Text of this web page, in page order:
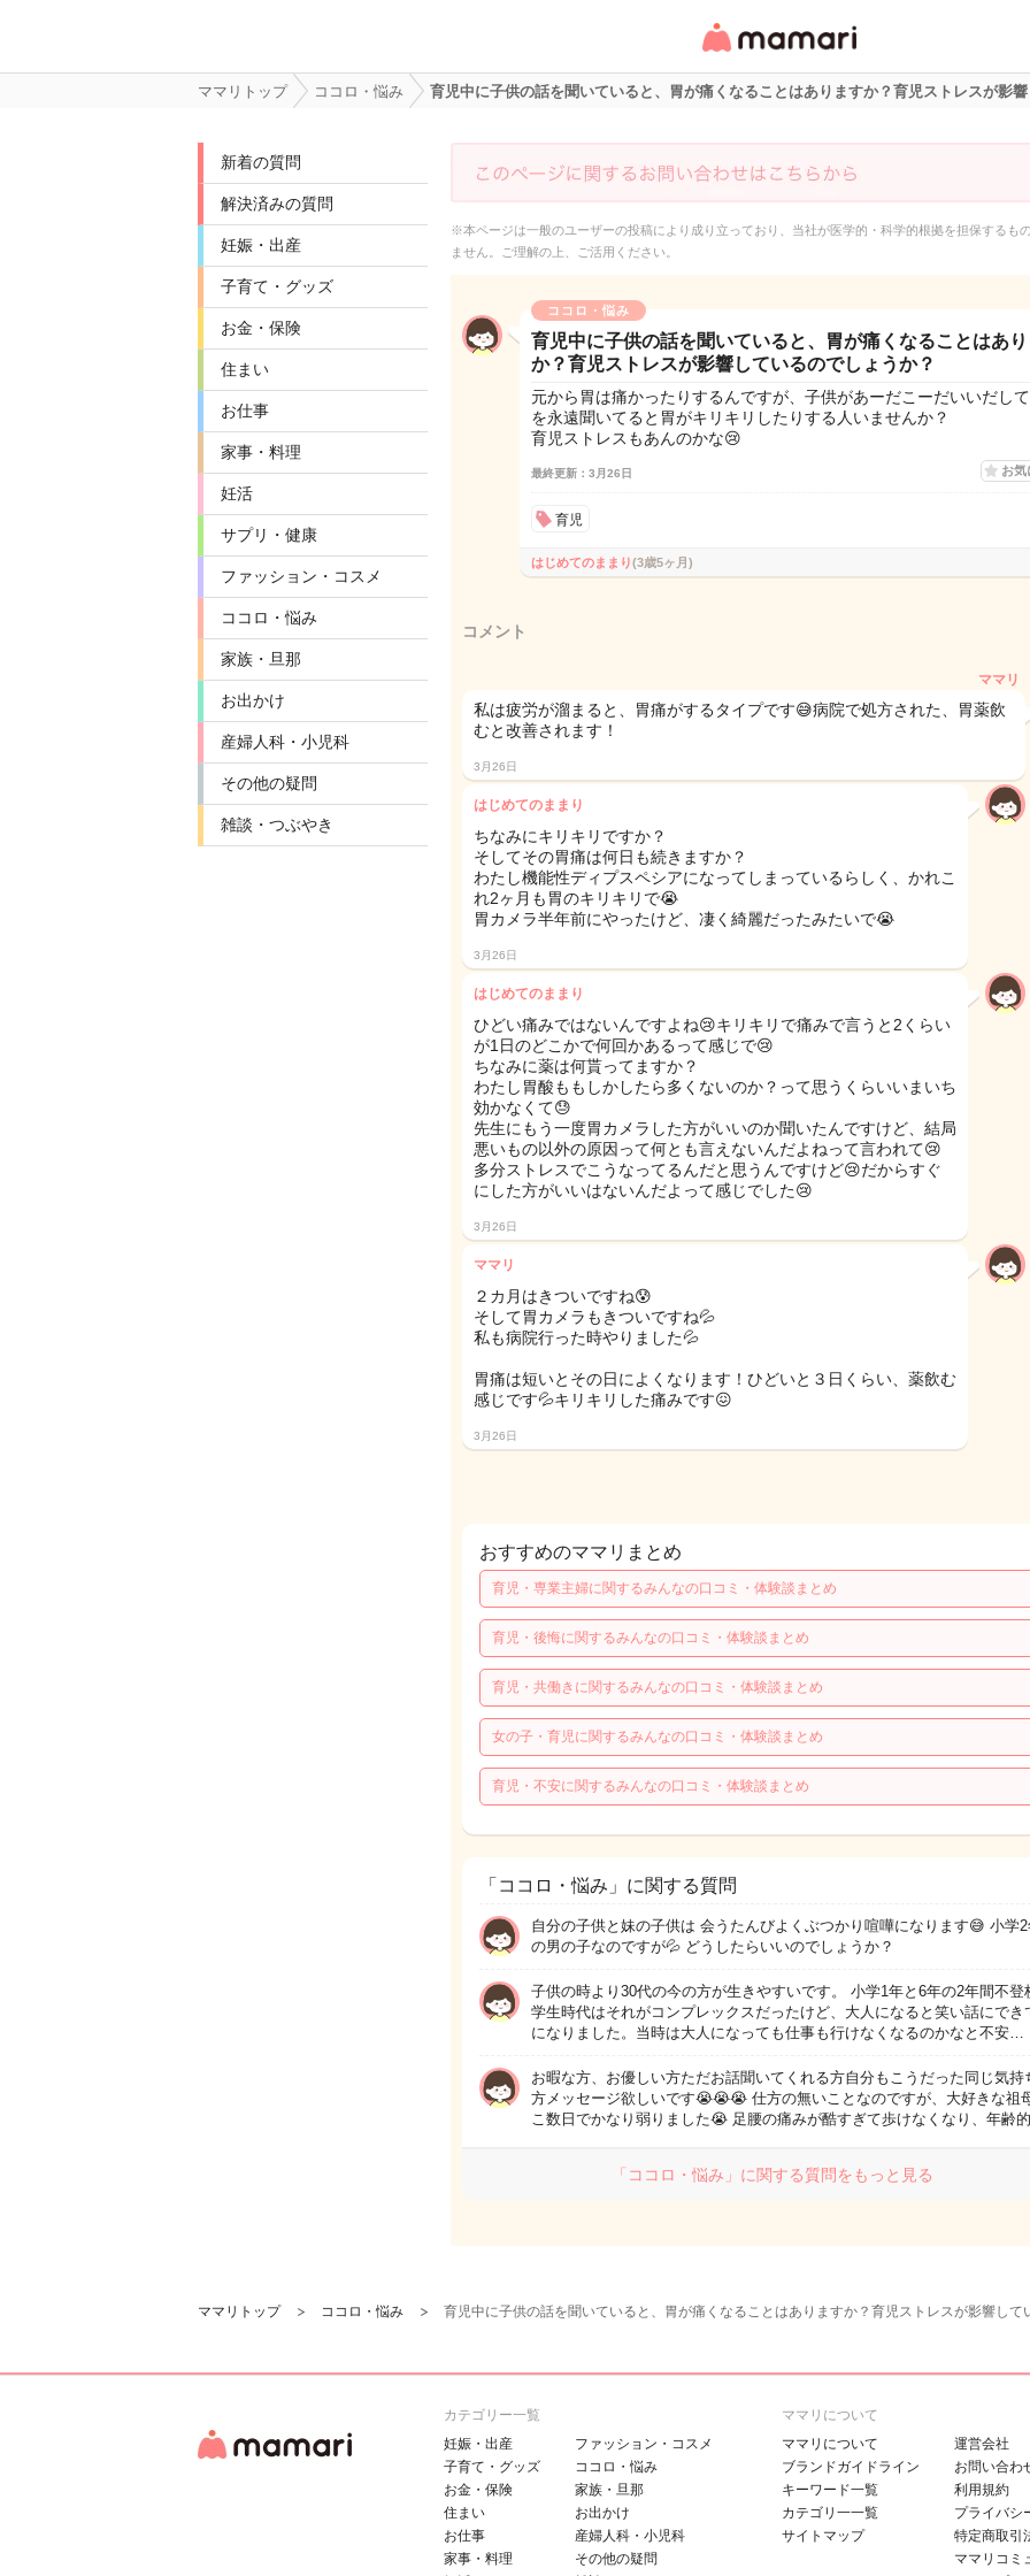
リ・情報サイト
ママリトップ ココロ・悩み 育児中に子供の話を聞いていると、胃が痛くなることはありますか？育児ストレスが影
新着の質問
解決済みの質問
妊娠・出産
子育て・グッズ
お金・保険
住まい
お仕事
家事・料理
妊活
サプリ・健康
ファッション・コスメ
ココロ・悩み
家族・旦那
お出かけ
産婦人科・小児科
その他の疑問
雑談・つぶやき
※本ページは一般のユーザーの投稿により成り立っており、当社が医学的・科学的根拠を担保するも
ません。ご理解の上、ご活用ください。
ココロ・悩み
育児中に子供の話を聞いていると、胃が痛くなることはあ
か？育児ストレスが影響しているのでしょうか？
元から胃は痛かったりするんですが、子供があーだこーだいいだし
を永遠聞いてると胃がキリキリしたりする人いませんか？
育児ストレスもあんのかな😢
最終更新：3月26日 お気
育児
はじめてのままり(3歳5ヶ月)
コメント
ママリ
私は疲労が溜まると、胃痛がするタイプです😅病院で処方された、胃薬飲
むと改善されます！
3月26日
はじめてのままり
ちなみにキリキリですか？
そしてその胃痛は何日も続きますか？
わたし機能性ディプスペシアになってしまっているらしく、かれこ
れ2ヶ月も胃のキリキリで😭
胃カメラ半年前にやったけど、凄く綺麗だったみたいで😭
3月26日
はじめてのままり
ひどい痛みではないんですよね😢キリキリで痛みで言うと2くらい
が1日のどこかで何回かあるって感じで😢
ちなみに薬は何貰ってますか？
わたし胃酸ももしかしたら多くないのか？って思うくらいいまいち
効かなくて😓
先生にもう一度胃カメラした方がいいのか聞いたんですけど、結局
悪いもの以外の原因って何とも言えないんだよねって言われて😢
多分ストレスでこうなってるんだと思うんですけど😢だからすぐ
にした方がいいはないんだよって感じでした😢
3月26日
ママリ
２カ月はきついですね😰
そして胃カメラもきついですね💦
私も病院行った時やりました💦
胃痛は短いとその日によくなります！ひどいと３日くらい、薬飲む
感じです💦キリキリした痛みです😖
3月26日
おすすめのママリまとめ
育児・専業主婦に関するみんなの口コミ・体験談まとめ
育児・後悔に関するみんなの口コミ・体験談まとめ
育児・共働きに関するみんなの口コミ・体験談まとめ
女の子・育児に関するみんなの口コミ・体験談まとめ
育児・不安に関するみんなの口コミ・体験談まとめ
「ココロ・悩み」に関する質問
自分の子供と妹の子供は 会うたんびよくぶつかり喧嘩になります😅 小学2
の男の子なのですが💦 どうしたらいいのでしょうか？
子供の時より30代の今の方が生きやすいです。 小学1年と6年の2年間不登
学生時代はそれがコンプレックスだったけど、大人になると笑い話にでき
になりました。当時は大人になっても仕事も行けなくなるのかなと不安…
お暇な方、お優しい方ただお話聞いてくれる方自分もこうだった同じ気持
方メッセージ欲しいです😭😭😭 仕方の無いことなのですが、大好きな祖
こ数日でかなり弱りました😭 足腰の痛みが酷すぎて歩けなくなり、年齢
「ココロ・悩み」に関する質問をもっと見る
ママリトップ ココロ・悩み 育児中に子供の話を聞いていると、胃が痛くなることはありますか？育児ストレスが影響して
カテゴリー一覧
妊娠・出産
子育て・グッズ
お金・保険
住まい
お仕事
家事・料理
ファッション・コスメ
ココロ・悩み
家族・旦那
お出かけ
産婦人科・小児科
その他の疑問
ママリについて
ママリについて
ブランドガイドライン
キーワード一覧
カテゴリ一一覧
サイトマップ
運営会社
お問い合わ
利用規約
プライバシ
特定商取引
ママリコミ